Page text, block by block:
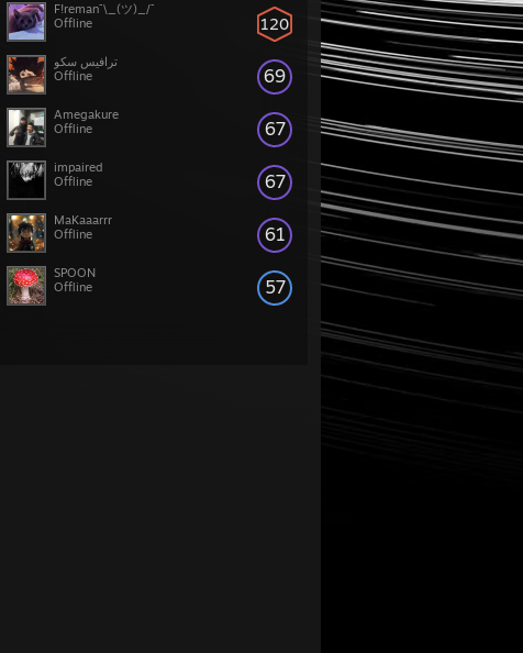
120
F!reman¯\_(ツ)_/¯
Offline
69
ترافيس سكو
Offline
67
Amegakure
Offline
67
impaired
Offline
61
MaKaaarrr
Offline
57
SPOON
Offline